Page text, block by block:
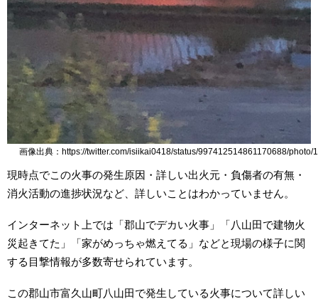
画像出典：https://twitter.com/isiikai0418/status/997412514861170688/photo/1
現時点でこの火事の発生原因・詳しい出火元・負傷者の有無・
消火活動の進捗状況など、詳しいことはわかっていません。
インターネット上では「郡山でデカい火事」「八山田で建物火
災起きてた」「家がめっちゃ燃えてる」などと現場の様子に関
する目撃情報が多数寄せられています。
この郡山市富久山町八山田で発生している火事について詳しい